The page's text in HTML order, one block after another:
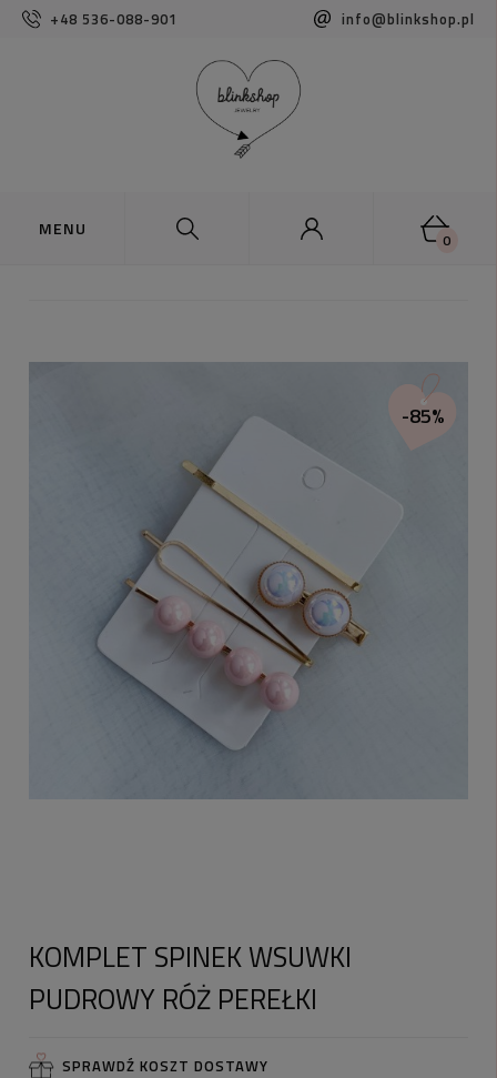
+48 536-088-901 info@blinkshop.pl
0
-85%
KOMPLET SPINEK WSUWKI
PUDROWY RÓŻ PEREŁKI
SPRAWDŹ KOSZT DOSTAWY